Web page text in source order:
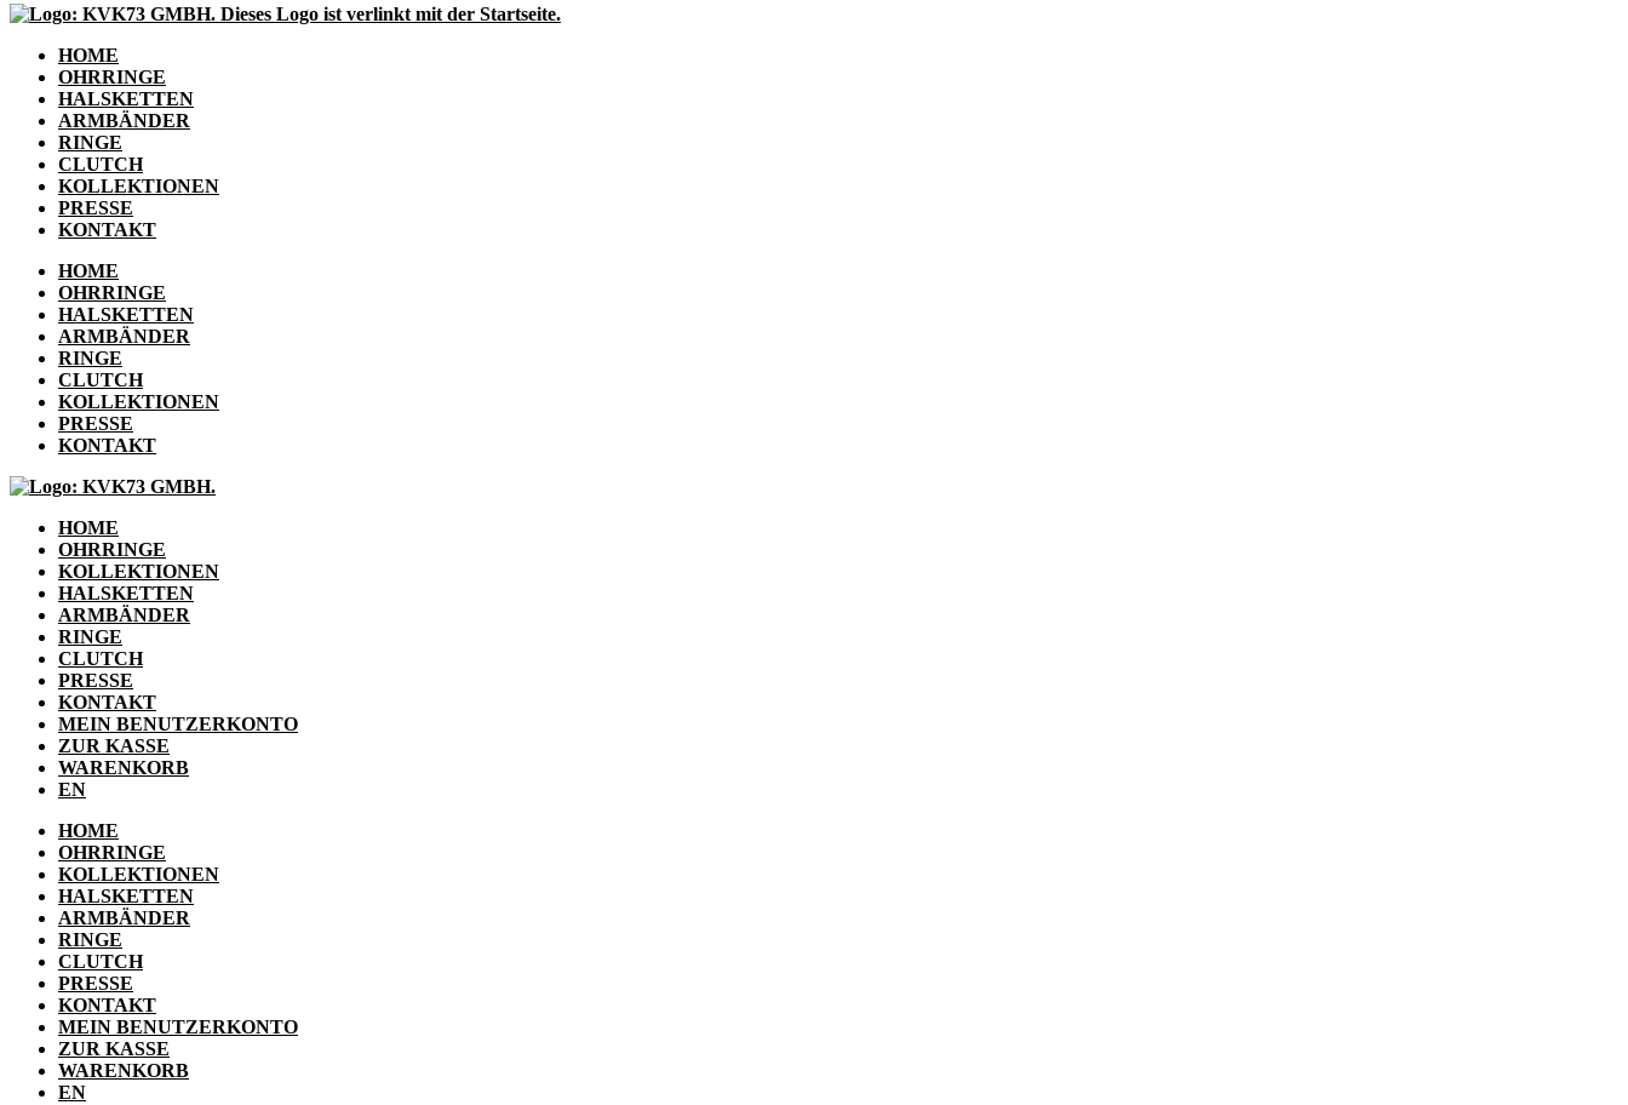
HOME
OHRRINGE
HALSKETTEN
ARMBÄNDER
RINGE
CLUTCH
KOLLEKTIONEN
PRESSE
KONTAKT
HOME
OHRRINGE
HALSKETTEN
ARMBÄNDER
RINGE
CLUTCH
KOLLEKTIONEN
PRESSE
KONTAKT
HOME
OHRRINGE
KOLLEKTIONEN
HALSKETTEN
ARMBÄNDER
RINGE
CLUTCH
PRESSE
KONTAKT
MEIN BENUTZERKONTO
ZUR KASSE
WARENKORB
EN
HOME
OHRRINGE
KOLLEKTIONEN
HALSKETTEN
ARMBÄNDER
RINGE
CLUTCH
PRESSE
KONTAKT
MEIN BENUTZERKONTO
ZUR KASSE
WARENKORB
EN